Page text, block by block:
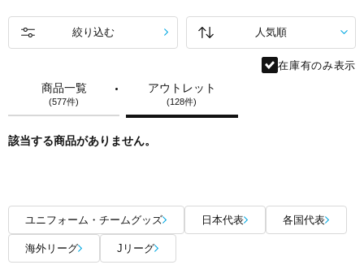
商品一覧
(577件)
アウトレット
(128件)
絞り込む
在庫有のみ表示
該当する商品がありません。
ユニフォーム・チームグッズ 日本代表 各国代表
海外リーグ Jリーグ